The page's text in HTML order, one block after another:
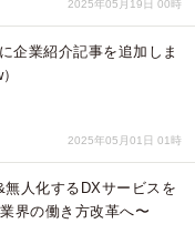
2025年05月19日 00時
企業紹介記事を追加しま
2025年05月01日 01時
人化するDXサービスを
界の働き方改革へ〜